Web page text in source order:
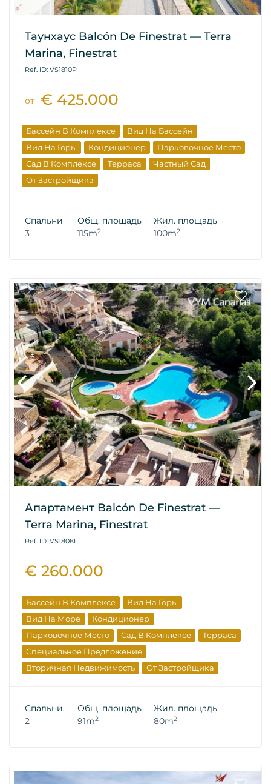
Таунхаус Balcón De Finestrat — Terra
Marina, Finestrat
Ref. ID: VS1810P
от € 425.000
Бассейн В Комплексе
Вид На Бассейн
Вид На Горы
Кондиционер
Парковочное Место
Сад В Комплексе
Терраса
Частный Сад
От Застройщика
Спальни
3
Общ. площадь
115m2
Жил. площадь
100m2
Апартамент Balcón De Finestrat —
Terra Marina, Finestrat
Ref. ID: VS1808I
€ 260.000
Бассейн В Комплексе
Вид На Горы
Вид На Море
Кондиционер
Парковочное Место
Сад В Комплексе
Терраса
Специальное Предложение
Вторичная Недвижимость
От Застройщика
Спальни
2
Общ. площадь
91m2
Жил. площадь
80m2